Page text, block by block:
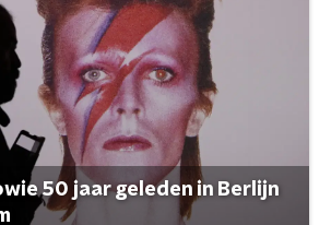
50 jaar geleden in Berlijn